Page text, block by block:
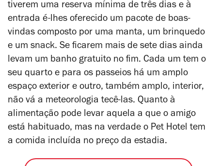
tiverem uma reserva mínima de três dias e à
entrada é-lhes oferecido um pacote de boas-
vindas composto por uma manta, um brinquedo
e um snack. Se ficarem mais de sete dias ainda
levam um banho gratuito no fim. Cada um tem o
seu quarto e para os passeios há um amplo
espaço exterior e outro, também amplo, interior,
não vá a meteorologia tecê-las. Quanto à
alimentação pode levar aquela a que o amigo
está habituado, mas na verdade o Pet Hotel tem
a comida incluída no preço da estadia.